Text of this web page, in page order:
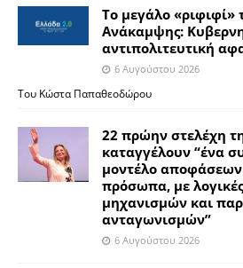
Το μεγάλο «ριφιφί»
Ανάκαμψης:
αντιπολιτευτική
6 Αυγούστου 2026
Του Κώστα Παπαθεοδώρου
22 πρώην στελέχη
καταγγέλουν “ένα
μοντέλο
πρόσωπα, με
μηχανισμών και
ανταγωνισμών”
6 Αυγούστου 2026